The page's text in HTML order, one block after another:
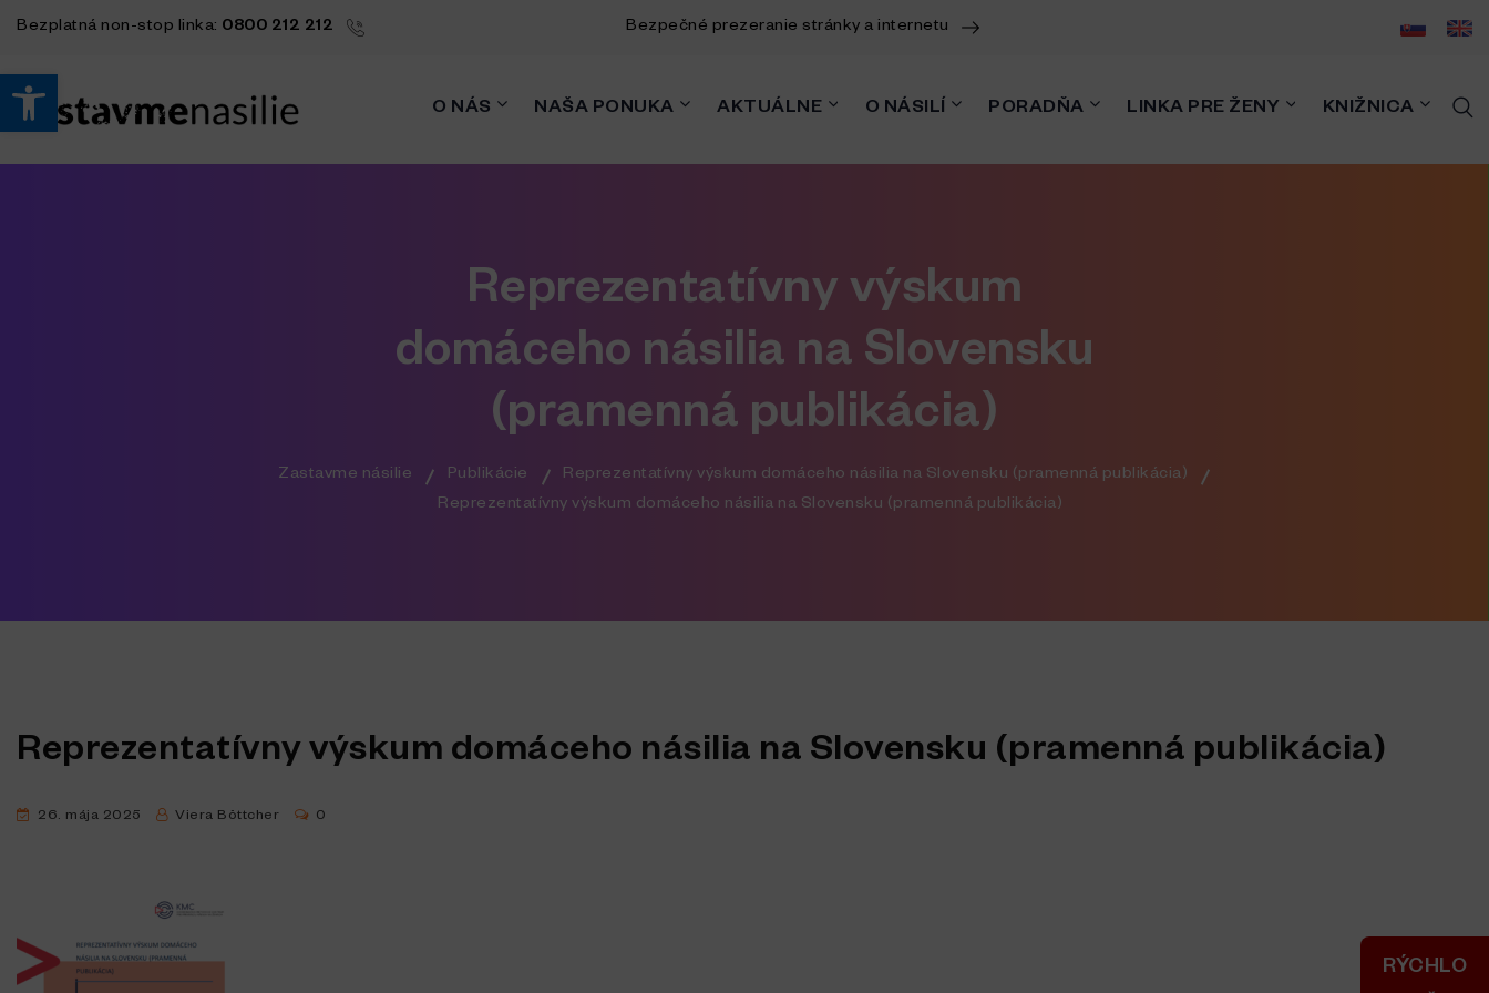
Open toolbar
Bezplatná non-stop linka: 0800 212 212 Bezpečné prezeranie stránky a internetu
RÝCHLO
O NÁS NAŠA PONUKA AKTUÁLNE O NÁSILÍ PORADŇA LINKA PRE ŽENY KNIŽNICA
Reprezentatívny výskum
domáceho násilia na Slovensku
(pramenná publikácia)
Zastavme násilie Publikácie
Reprezentatívny výskum domáceho násilia na Slovensku (pramenná publikácia)
Reprezentatívny výskum domáceho násilia na Slovensku (pramenná publikácia)
Reprezentatívny výskum domáceho násilia na Slovensku (pramenná publikácia)
26. mája 2025 Viera Böttcher 0